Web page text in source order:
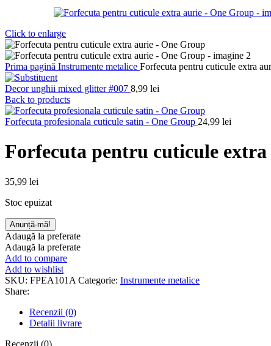
Click to enlarge
Prima pagină Instrumente metalice Forfecuta pentru cuticule extra
Decor unghii mixed glitter #007 8,99 lei
Back to products
Forfecuta profesionala cuticule satin - One Group 24,99 lei
Forfecuta pentru cuticule
35,99 lei
Stoc epuizat
Adaugă la preferate
Adaugă la preferate
Add to compare
Add to wishlist
SKU: FPEA101A Categorie: Instrumente metalice
Share:
Recenzii (0)
Detalii livrare
Recenzii (0)